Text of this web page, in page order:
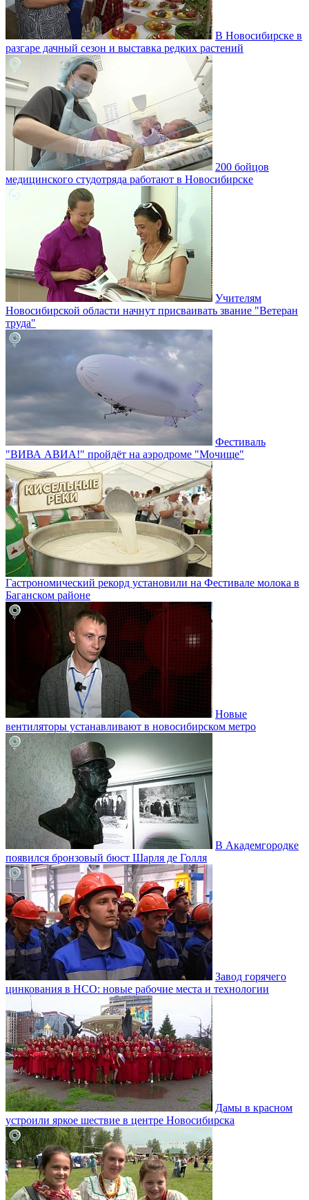
В Новосибирске в
разгаре дачный сезон и выставка редких растений
200 бойцов
медицинского студотряда работают в Новосибирске
Учителям
Новосибирской области начнут присваивать звание "Ветеран
труда"
Фестиваль
"ВИВА АВИА!" пройдёт на аэродроме "Мочище"
Гастрономический рекорд установили на Фестивале молока в
Баганском районе
Новые
вентиляторы устанавливают в новосибирском метро
В Академгородке
появился бронзовый бюст Шарля де Голля
Завод горячего
цинкования в НСО: новые рабочие места и технологии
Дамы в красном
устроили яркое шествие в центре Новосибирска